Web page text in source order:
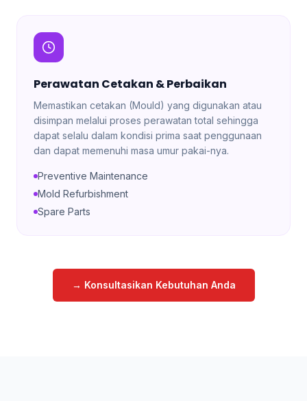
Perawatan Cetakan & Perbaikan
Memastikan cetakan (Mould) yang digunakan atau
disimpan melalui proses perawatan total sehingga
dapat selalu dalam kondisi prima saat penggunaan
dan dapat memenuhi masa umur pakai-nya.
Preventive Maintenance
Mold Refurbishment
Spare Parts
→ Konsultasikan Kebutuhan Anda